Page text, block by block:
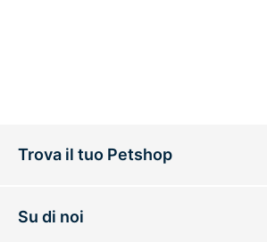
Trova il tuo Petshop
Su di noi